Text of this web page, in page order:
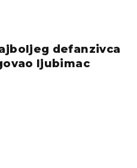
defanzivca
ljubimac